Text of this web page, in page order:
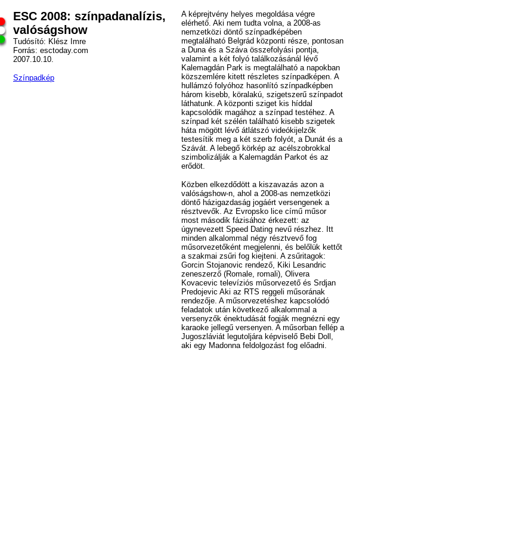
ESC 2008: színpadanalízis,
valóságshow
Tudósító: Klész Imre
Forrás: esctoday.com
2007.10.10.
Színpadkép
A képrejtvény helyes megoldása végre
elérhető. Aki nem tudta volna, a 2008-as
nemzetközi döntő színpadképében
megtalálható Belgrád központi része, pontosan
a Duna és a Száva összefolyási pontja,
valamint a két folyó találkozásánál lévő
Kalemagdán Park is megtalálható a napokban
közszemlére kitett részletes színpadképen. A
hullámzó folyóhoz hasonlító színpadképben
három kisebb, köralakú, szigetszerű színpadot
láthatunk. A központi sziget kis híddal
kapcsolódik magához a színpad testéhez. A
színpad két szélén található kisebb szigetek
háta mögött lévő átlátszó videókijelzők
testesítik meg a két szerb folyót, a Dunát és a
Szávát. A lebegő körkép az acélszobrokkal
szimbolizálják a Kalemagdán Parkot és az
erődöt.
Közben elkezdődött a kiszavazás azon a
valóságshow-n, ahol a 2008-as nemzetközi
döntő házigazdaság jogáért versengenek a
résztvevők. Az Evropsko lice című műsor
most második fázisához érkezett: az
úgynevezett Speed Dating nevű részhez. Itt
minden alkalommal négy résztvevő fog
műsorvezetőként megjelenni, és belőlük kettőt
a szakmai zsűri fog kiejteni. A zsűritagok:
Gorcin Stojanovic rendező, Kiki Lesandric
zeneszerző (Romale, romali), Olivera
Kovacevic televíziós műsorvezető és Srdjan
Predojevic Aki az RTS reggeli műsorának
rendezője. A műsorvezetéshez kapcsolódó
feladatok után következő alkalommal a
versenyzők énektudását fogják megnézni egy
karaoke jellegű versenyen. A műsorban fellép a
Jugoszláviát legutoljára képviselő Bebi Doll,
aki egy Madonna feldolgozást fog előadni.